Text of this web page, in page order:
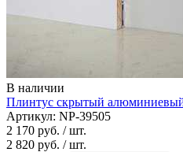
В наличии
Плинтус скрытый
Артикул: NP-39505
2 170 руб. / шт.
2 820 руб. / шт.